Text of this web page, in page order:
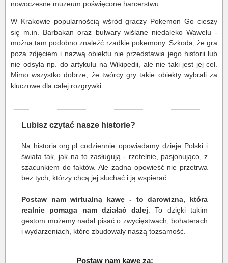
nowoczesne muzeum poświęcone harcerstwu.
W Krakowie popularnością wśród graczy Pokemon Go cieszy
się m.in. Barbakan oraz bulwary wiślane niedaleko Wawelu -
można tam podobno znaleźć rzadkie pokemony. Szkoda, że gra
poza zdjęciem i nazwą obiektu nie przedstawia jego historii lub
nie odsyła np. do artykułu na Wikipedii, ale nie taki jest jej cel.
Mimo wszystko dobrze, że twórcy gry takie obiekty wybrali za
kluczowe dla całej rozgrywki.
Lubisz czytać nasze historie?
Na historia.org.pl codziennie opowiadamy dzieje Polski i
świata tak, jak na to zasługują - rzetelnie, pasjonująco, z
szacunkiem do faktów. Ale żadna opowieść nie przetrwa
bez tych, którzy chcą jej słuchać i ją wspierać.
Postaw nam wirtualną kawę - to darowizna, która
realnie pomaga nam działać dalej . To dzięki takim
gestom możemy nadal pisać o zwycięstwach, bohaterach
i wydarzeniach, które zbudowały naszą tożsamość.
Postaw nam kawę za: